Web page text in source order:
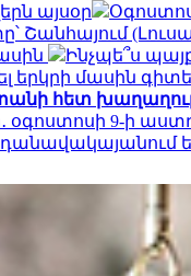
այսօր
Շանհայում
Ինչպե՞ս
մասին
հետ
օգոստոսի 9-ի